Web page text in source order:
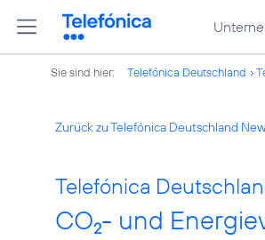
Sie sind hier: Telefónica Deutschland
Zurück zu Telefónica Deutschland
Telefónica
CO2- und